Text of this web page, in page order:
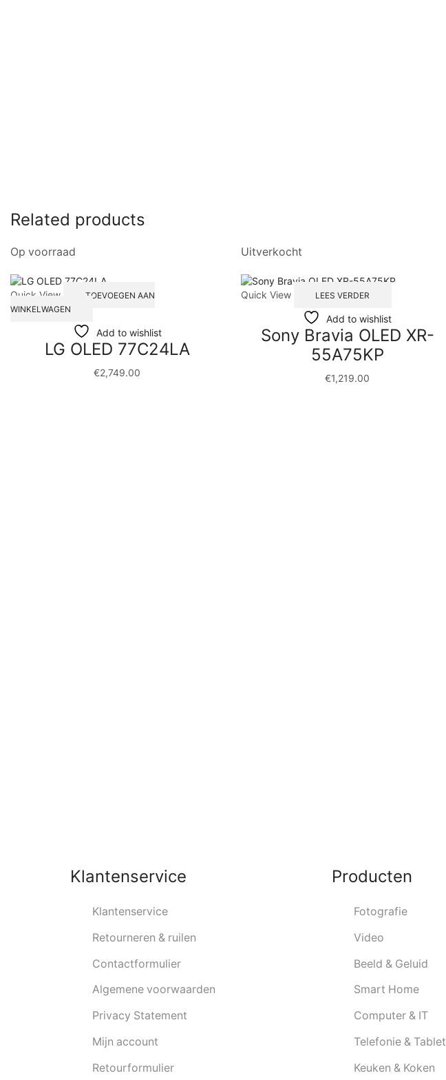
Related products
Op voorraad
Quick View
TOEVOEGEN AAN
WINKELWAGEN
Add to wishlist
LG OLED 77C24LA
€2,749.00
Uitverkocht
Quick View LEES VERDER
Add to wishlist
Sony Bravia OLED XR-
55A75KP
€1,219.00
Klantenservice
Klantenservice
Retourneren & ruilen
Contactformulier
Algemene voorwaarden
Privacy Statement
Mijn account
Retourformulier
Producten
Fotografie
Video
Beeld & Geluid
Smart Home
Computer & IT
Telefonie & Tablet
Keuken & Koken